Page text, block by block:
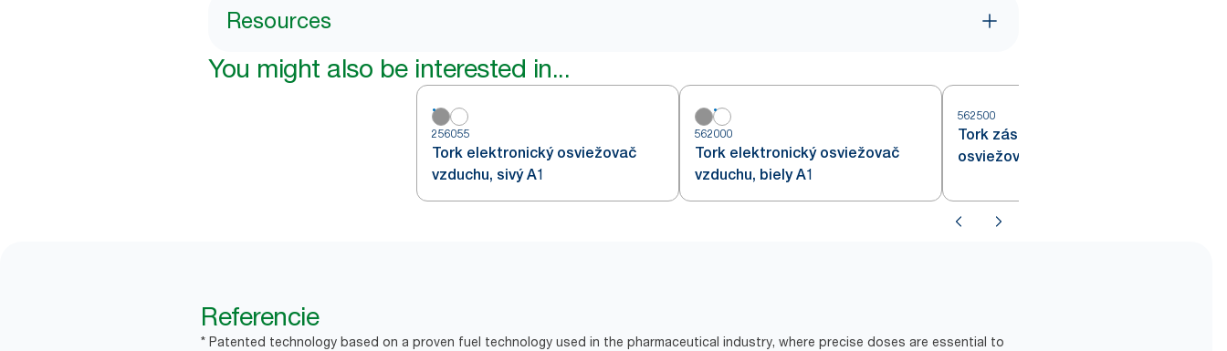
Resources
You might also be interested in...
256055
Tork elektronický osviežovač
vzduchu, sivý A1
562000
Tork elektronický osviežovač
vzduchu, biely A1
562500
Tork zásobník na závesný
osviežovač vzduchu, biely A2
Referencie
* Patented technology based on a proven fuel technology used in the pharmaceutical industry, where precise doses are essential to